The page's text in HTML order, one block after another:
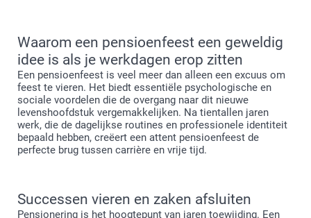
Waarom een pensioenfeest een geweldig
idee is als je werkdagen erop zitten
Een pensioenfeest is veel meer dan alleen een excuus om
feest te vieren. Het biedt essentiële psychologische en
sociale voordelen die de overgang naar dit nieuwe
levenshoofdstuk vergemakkelijken. Na tientallen jaren
werk, die de dagelijkse routines en professionele identiteit
bepaald hebben, creëert een attent pensioenfeest de
perfecte brug tussen carrière en vrije tijd.
Successen vieren en zaken afsluiten
Pensionering is het hoogtepunt van jaren toewijding. Een